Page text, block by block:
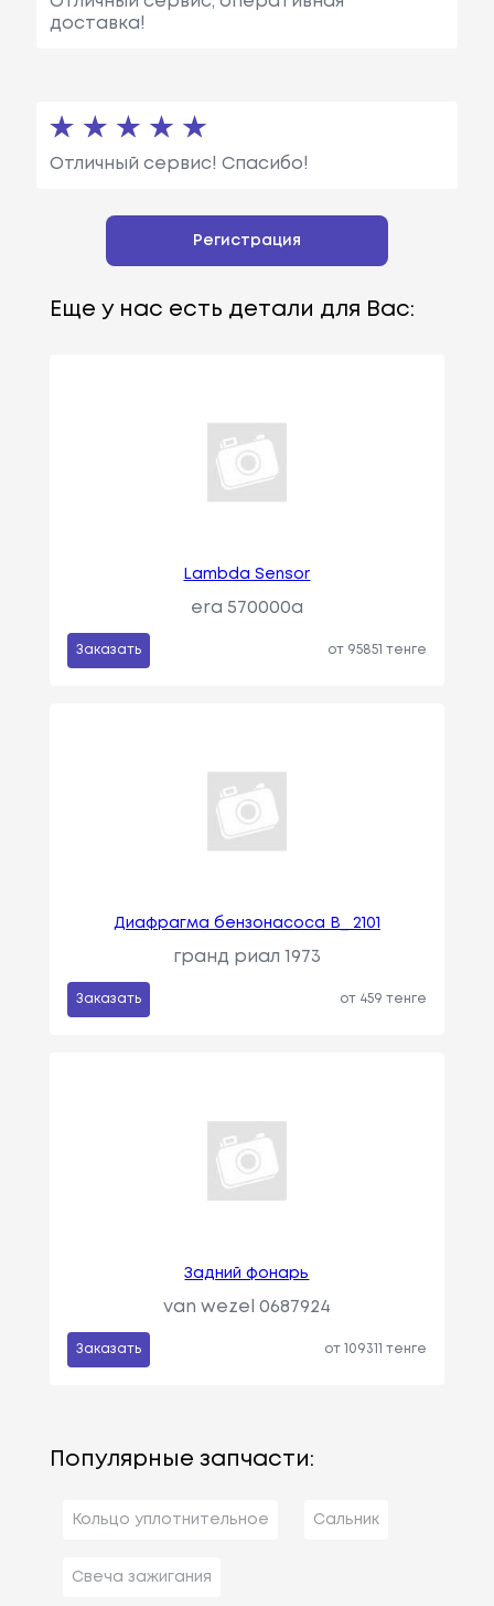
доставка!
Отличный сервис! Спасибо!
Регистрация
Еще у нас есть детали для Вас:
Lambda Sensor
era 570000a
Заказать от 95851 тенге
Диафрагма бензонасоса В_ 2101
гранд риал 1973
Заказать от 459 тенге
Задний фонарь
van wezel 0687924
Заказать от 109311 тенге
Популярные запчасти:
Кольцо уплотнительное Сальник
Свеча зажигания